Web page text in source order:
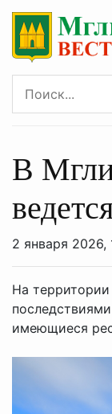
В
2 января 2026,
На
имеющиеся